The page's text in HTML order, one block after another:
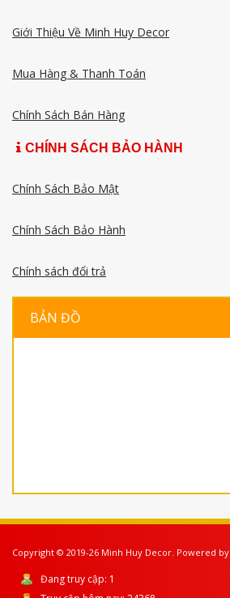
Giới Thiệu Về Minh Huy Decor
Mua Hàng & Thanh Toán
Chính Sách Bán Hàng
CHÍNH SÁCH BẢO HÀNH
Chính Sách Bảo Mật
Chính Sách Bảo Hành
Chính sách đổi trả
BẢN ĐỒ
Copyright © 2019-26 Minh Huy Decor. Powered by
Đang truy cập: 1